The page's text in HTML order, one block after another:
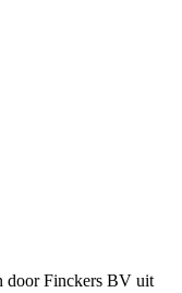
door Finckers BV uit